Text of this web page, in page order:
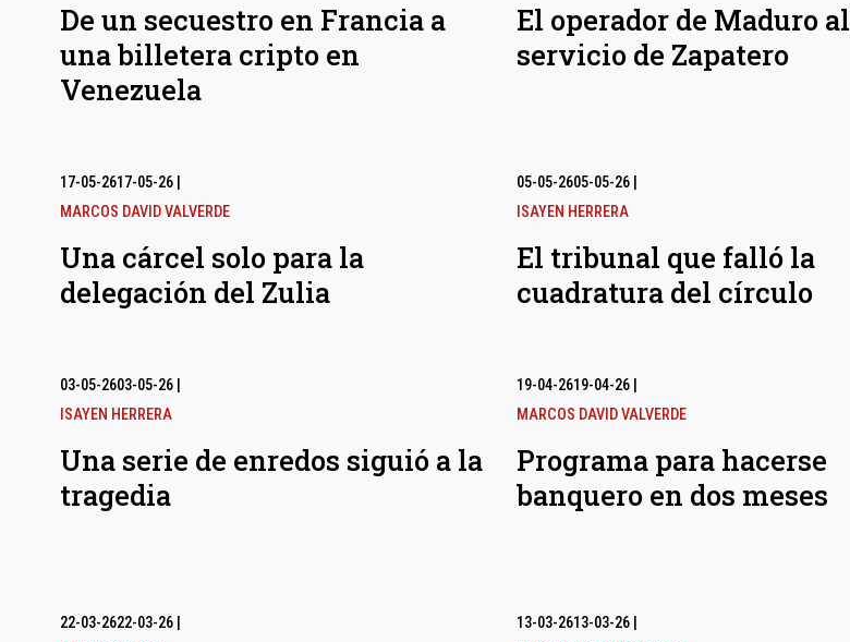
De un secuestro en Francia a
una billetera cripto en
Venezuela
El operador de Maduro al
servicio de Zapatero
17-05-2617-05-26|
MARCOS DAVID VALVERDE
Una cárcel solo para la
delegación del Zulia
05-05-2605-05-26
ISAYEN HERRERA
El tribunal que falló la
cuadratura del círculo
03-05-2603-05-26|
ISAYEN HERRERA
Una serie de enredos siguió a la
tragedia
19-04-2619-04-26
MARCOS DAVID VALVERDE
Programa para hacerse
banquero en dos meses
22-03-2622-03-26|
13-03-2613-03-26